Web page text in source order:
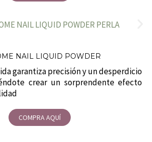
NAIL LIQUID POWDER
garantiza precisión y un desperdicio
crear un sorprendente efecto
COMPRA AQUÍ